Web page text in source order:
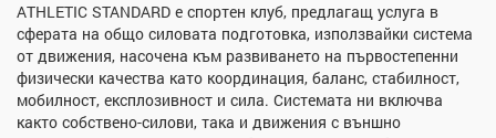
АTHLETIC STANDARD е спортен клуб, предлагащ услуга в
сферата на общо силовата подготовка, използвайки система
от движения, насочена към развиването на първостепенни
физически качества като координация, баланс, стабилност,
мобилност, експлозивност и сила. Системата ни включва
както собствено-силови, така и движения с външно